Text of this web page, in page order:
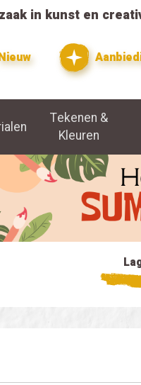
in kunst en
Zoeken
Tekenen &
Kleuren